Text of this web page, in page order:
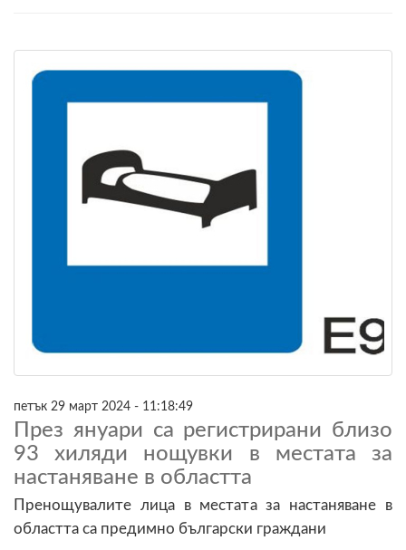
петък 29 март 2024 - 11:18:49
През януари са регистрирани близо
93 хиляди нощувки в местата за
настаняване в областта
Пренощувалите лица в местата за настаняване в
областта са предимно български граждани